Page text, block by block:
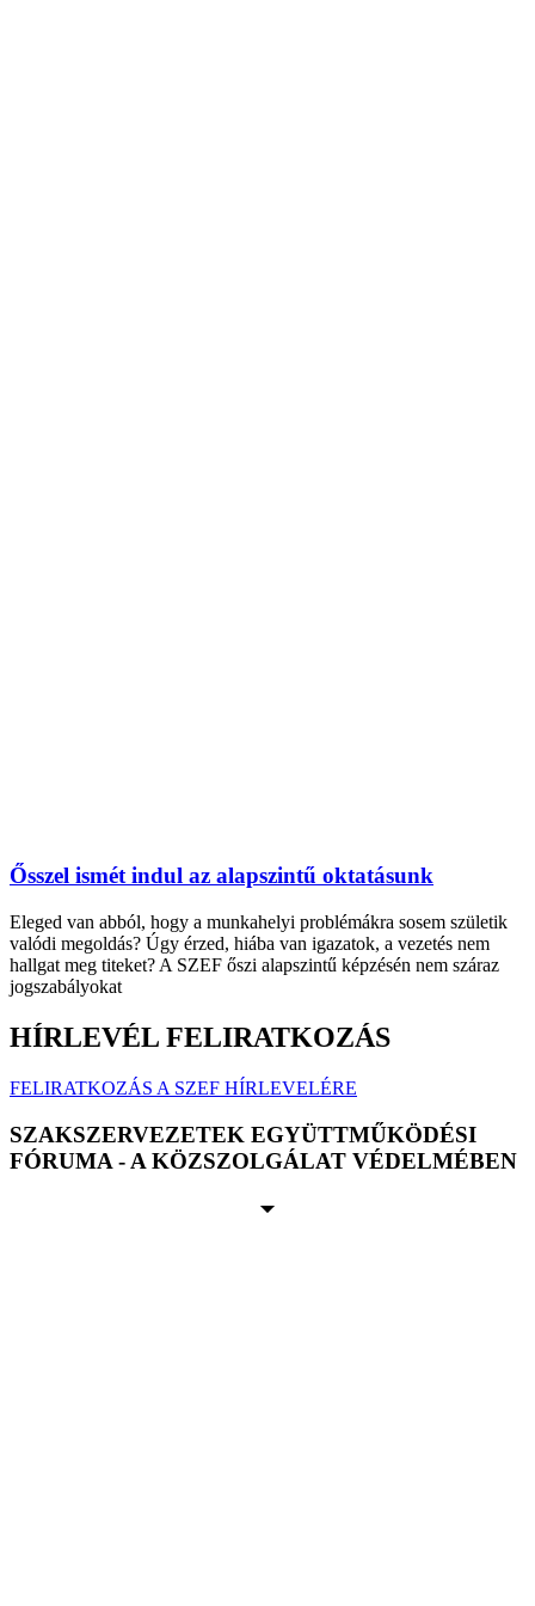
Ősszel ismét indul az alapszintű oktatásunk
Eleged van abból, hogy a munkahelyi problémákra sosem születik
valódi megoldás? Úgy érzed, hiába van igazatok, a vezetés nem
hallgat meg titeket? A SZEF őszi alapszintű képzésén nem száraz
jogszabályokat
HÍRLEVÉL FELIRATKOZÁS
FELIRATKOZÁS A SZEF HÍRLEVELÉRE
SZAKSZERVEZETEK EGYÜTTMŰKÖDÉSI
FÓRUMA - A KÖZSZOLGÁLAT VÉDELMÉBEN